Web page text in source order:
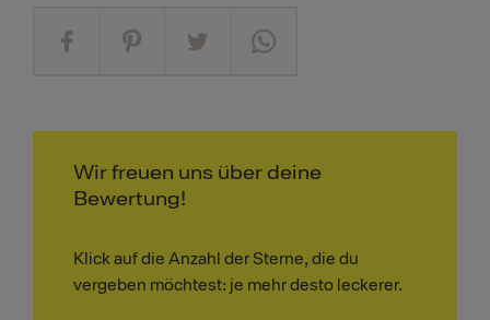
Wir freuen uns über deine
Bewertung!
Klick auf die Anzahl der Sterne, die du
vergeben möchtest: je mehr desto leckerer.